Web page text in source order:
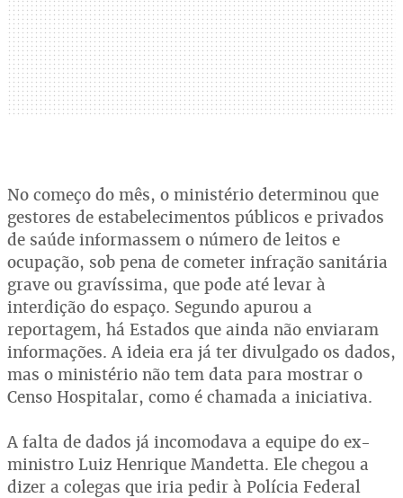
No começo do mês, o ministério determinou que
gestores de estabelecimentos públicos e privados
de saúde informassem o número de leitos e
ocupação, sob pena de cometer infração sanitária
grave ou gravíssima, que pode até levar à
interdição do espaço. Segundo apurou a
reportagem, há Estados que ainda não enviaram
informações. A ideia era já ter divulgado os dados,
mas o ministério não tem data para mostrar o
Censo Hospitalar, como é chamada a iniciativa.
A falta de dados já incomodava a equipe do ex-
ministro Luiz Henrique Mandetta. Ele chegou a
dizer a colegas que iria pedir à Polícia Federal